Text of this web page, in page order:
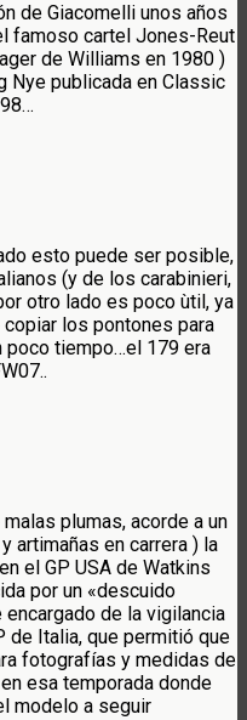
de Giacomelli unos años
famoso cartel Jones-Reut
de Williams en 1980 )
Nye publicada en Classic
esto puede ser posible,
(y de los carabinieri,
otro lado es poco ùtil, ya
los pontones para
poco tiempo…el 179 era
plumas, acorde a un
artimañas en carrera ) la
el GP USA de Watkins
por un «descuido
de la vigilancia
de Italia, que permitió que
fotografías y medidas de
esa temporada donde
modelo a seguir